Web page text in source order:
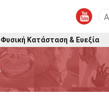
Φυσική Κατάσταση & Ευεξία